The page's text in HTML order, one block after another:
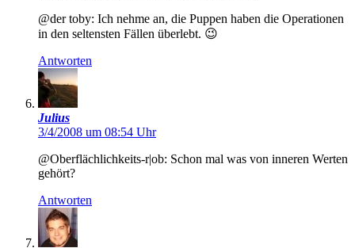
@der toby: Ich nehme an, die Puppen haben die Operationen
in den seltensten Fällen überlebt. 😉
Antworten
Julius
3/4/2008 um 08:54 Uhr
@Oberflächlichkeits-r|ob: Schon mal was von inneren Werten
gehört?
Antworten